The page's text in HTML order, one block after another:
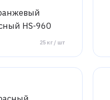
HS-960
25 кг / шт